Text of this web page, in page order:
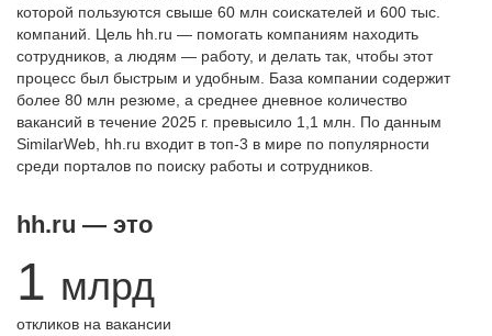
которой пользуются свыше 60 млн соискателей и 600 тыс.
компаний. Цель hh.ru — помогать компаниям находить
сотрудников, а людям — работу, и делать так, чтобы этот
процесс был быстрым и удобным. База компании содержит
более 80 млн резюме, а среднее дневное количество
вакансий в течение 2025 г. превысило 1,1 млн. По данным
SimilarWeb, hh.ru входит в топ-3 в мире по популярности
среди порталов по поиску работы и сотрудников.
hh.ru — это
1 млрд
откликов на вакансии